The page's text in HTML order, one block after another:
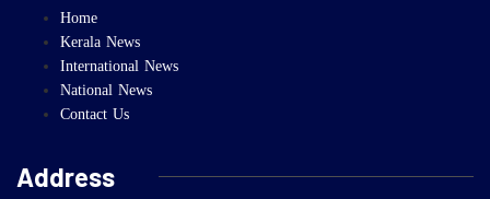
Home
Kerala News
International News
National News
Contact Us
Address